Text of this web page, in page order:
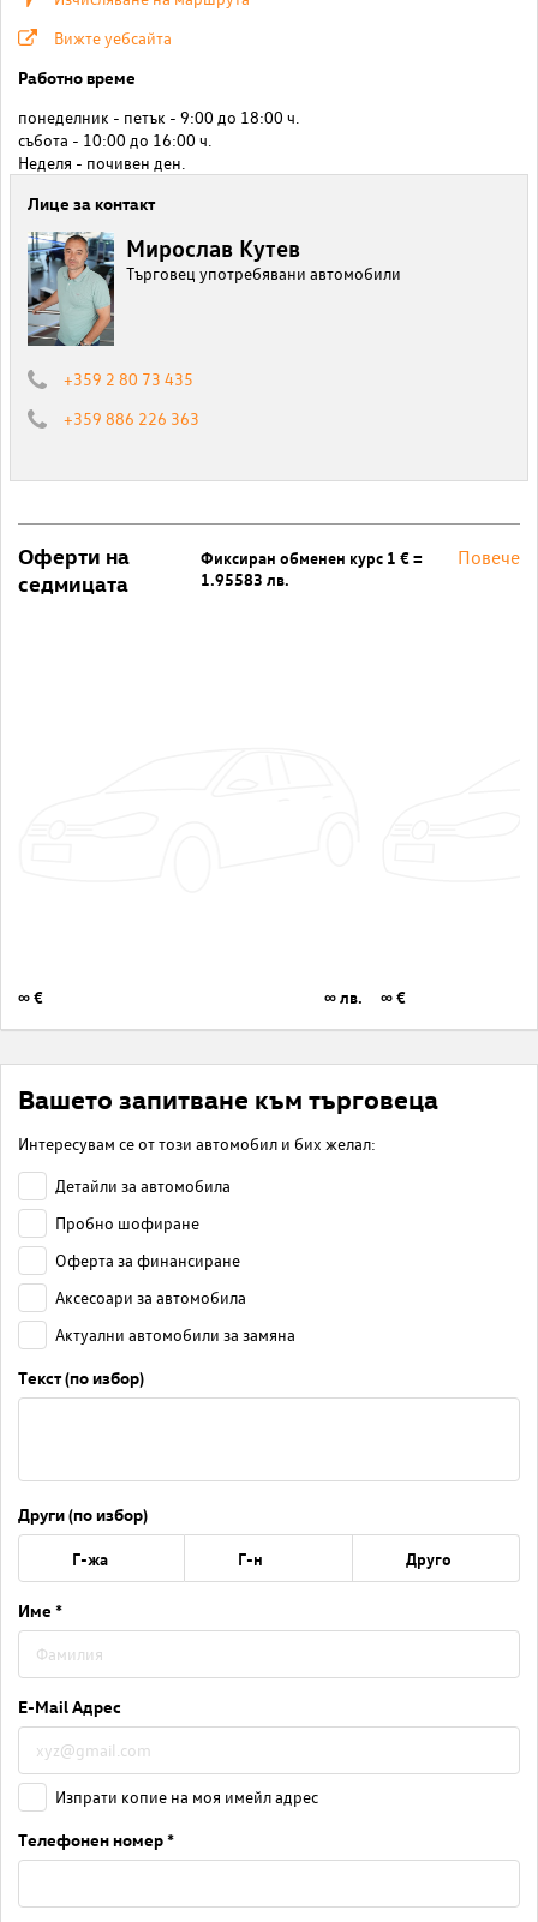
Вижте уебсайта
Работно време
понеделник - петък - 9:00 до 18:00 ч.
събота - 10:00 до 16:00 ч.
Неделя - почивен ден.
Лице за контакт
Мирослав Кутев
Търговец употребявани автомобили
+359 2 80 73 435
+359 886 226 363
Оферти на
седмицата
Фиксиран обменен курс 1 € =
1.95583 лв.
Повече
∞ € ∞ лв. ∞ €
Вашето запитване към търговеца
Интересувам се от този автомобил и бих желал:
Детайли за автомобила
Пробно шофиране
Оферта за финансиране
Аксесоари за автомобила
Актуални автомобили за замяна
Текст (по избор)
Други (по избор)
Г-жа Г-н Друго
Име *
E-Mail Адрес
Изпрати копие на моя имейл адрес
Телефонен номер *